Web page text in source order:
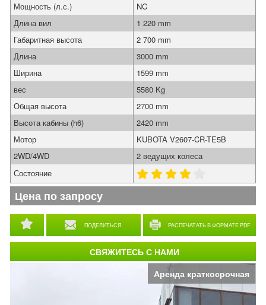
Аренда краткосрочная
ПОДЕЛИТЬСЯ РАСПЕЧАТАТЬ В ФОРМАТЕ PDF
Мощность (л.с.)
NC
Длина вил
1 220 mm
Габаритная высота
2 700 mm
Длина
3000 mm
Ширина
1599 mm
вес
5580 Kg
Общая высота
2700 mm
Высота кабины (h6)
2420 mm
Мотор
KUBOTA V2607-CR-TE5B
2WD/4WD
2 ведущих колеса
Состояние
Цена по запросу
СВЯЖИТЕСЬ С НАМИ